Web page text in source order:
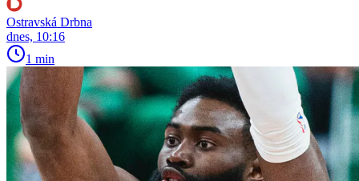
Ostravská Drbna
dnes, 10:16
1 min